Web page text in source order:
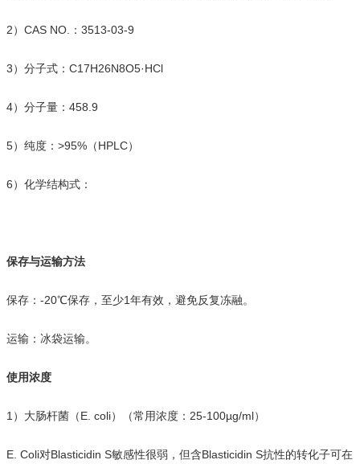
2）CAS NO.：3513-03-9
3）分子式：C17H26N8O5·HCl
4）分子量：458.9
5）纯度：>95%（HPLC）
6）化学结构式：
保存与运输方法
保存：-20℃保存，至少1年有效，避免反复冻融。
运输：冰袋运输。
使用浓度
1）大肠杆菌（E. coli）（常用浓度：25-100µg/ml）
E. Coli对Blasticidin S敏感性很弱，但含Blasticidin S抗性的转化子可在